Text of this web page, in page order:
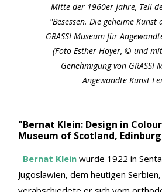
Mitte der 1960er Jahre, Teil
"Besessen. Die geheime Kunst
GRASSI Museum für
(Foto Esther Hoyer, © und
Genehmigung von GRASSI
Angewandte Kunst
"Bernat Klein: Design in
Museum of Scotland,
Bernat Klein wurde 1922 in
Jugoslawien, dem heutigen